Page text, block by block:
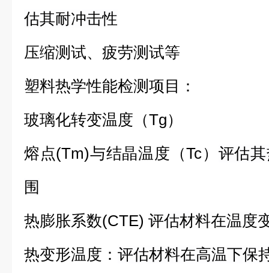
估其耐冲击性
压缩测试、疲劳测试等
塑料热学性能检测项目：
玻璃化转变温度（Tg）
熔点(Tm)与结晶温度（Tc） 评估
围
热膨胀系数(CTE) 评估材料在温度
热变形温度： 评估材料在高温下保